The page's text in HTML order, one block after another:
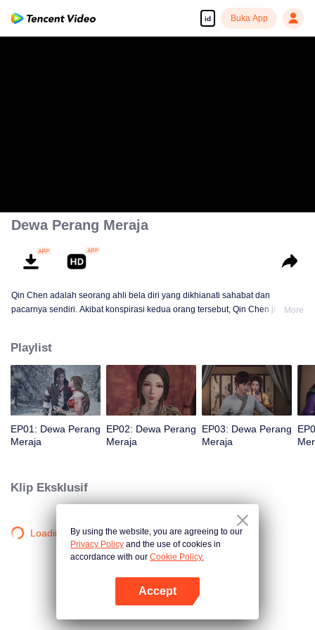
id Buka App
Dewa Perang Meraja
Qin Chen adalah seorang ahli bela diri yang dikhianati sahabat dan
pacarnya sendiri. Akibat konspirasi kedua orang tersebut, Qin Chen jatuh ke
kehidupan barunya dan melindungi semua yang ia cintai, Qin Chen mulai
berlatih seni bela diri lagi dengan gigih.
More
Playlist
EP01: Dewa Perang
Meraja
EP02: Dewa Perang
Meraja
EP03: Dewa Perang
Meraja
Klip Eksklusif
Loading…By using the website, you are agreeing to our
Privacy Policy and the use of cookies in
accordance with our Cookie Policy.
Accept